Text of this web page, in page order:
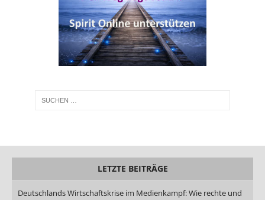
LETZTE BEITRÄGE
Deutschlands Wirtschaftskrise im Medienkampf: Wie rechte und